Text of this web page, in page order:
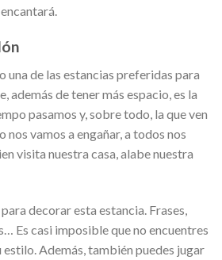
una de las estancias preferidas para
además de tener más espacio, es la
pasamos y, sobre todo, la que ven
nos vamos a engañar, a todos nos
visita nuestra casa, alabe nuestra
decorar esta estancia. Frases,
Es casi imposible que no encuentres
estilo. Además, también puedes jugar